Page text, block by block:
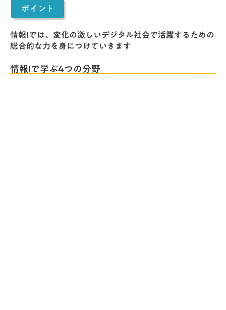
ポイント
情報Iでは、変化の激しいデジタル社会で活躍するための
総合的な力を身につけていきます
情報Iで学ぶ4つの分野